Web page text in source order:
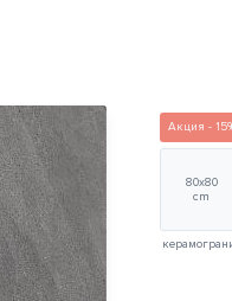
Акция -
80х80
cm